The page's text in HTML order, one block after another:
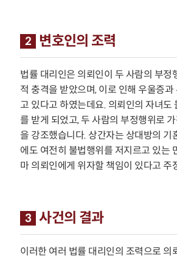
2 변호인의 조력
법률 대리인은 의뢰인이 두 사람의 부정
적 충격을 받았으며, 이로 인해 우울증과
고 있다고 하였는데요. 의뢰인의 자녀도
를 받게 되었고, 두 사람의 부정행위로
을 강조했습니다. 상간자는 상대방의 기
에도 여전히 불법행위를 저지르고 있는
마 의뢰인에게 위자할 책임이 있다고 주
3 사건의 결과
이러한 여러 법률 대리인의 조력으로 의